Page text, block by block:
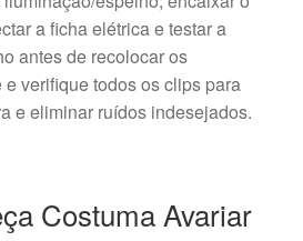
a ficha elétrica e testar a
antes de recolocar os
verifique todos os clips para
e eliminar ruídos indesejados.
Costuma Avariar